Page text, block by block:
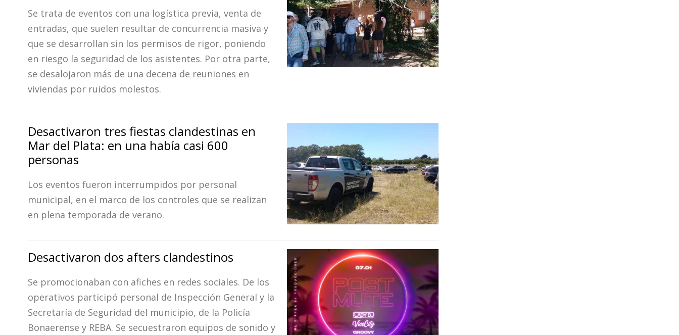
Se trata de eventos con una logística previa, venta de
entradas, que suelen resultar de concurrencia masiva y
que se desarrollan sin los permisos de rigor, poniendo
en riesgo la seguridad de los asistentes. Por otra parte,
se desalojaron más de una decena de reuniones en
viviendas por ruidos molestos.
Desactivaron tres fiestas clandestinas en
Mar del Plata: en una había casi 600
personas
Los eventos fueron interrumpidos por personal
municipal, en el marco de los controles que se realizan
en plena temporada de verano.
Desactivaron dos afters clandestinos
Se promocionaban con afiches en redes sociales. De los
operativos participó personal de Inspección General y la
Secretaría de Seguridad del municipio, de la Policía
Bonaerense y REBA. Se secuestraron equipos de sonido y